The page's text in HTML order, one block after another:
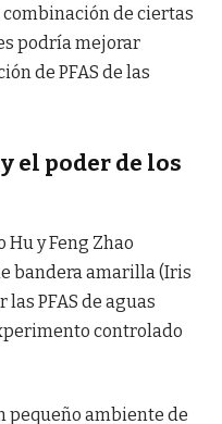
de ciertas
podría mejorar
de PFAS de las
el poder de los
y Feng Zhao
bandera amarilla (Iris
PFAS de aguas
controlado
pequeño ambiente de